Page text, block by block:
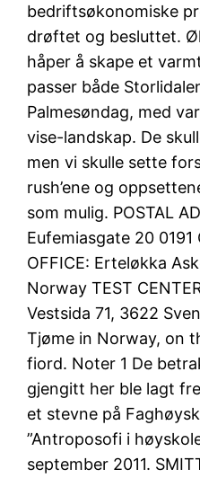
bedriftsøkonomiske
drøftet og besluttet.
håper å skape et
passer både
Palmesøndag, med
vise-landskap. De
men vi skulle sette
rush’ene og
som mulig. POSTAL
Eufemiasgate 20 0191
OFFICE: Erteløkka
Norway TEST
Vestsida 71, 3622
Tjøme in Norway, on
fiord. Noter 1 De
gjengitt her ble lagt
et stevne på
”Antroposofi i
september 2011.